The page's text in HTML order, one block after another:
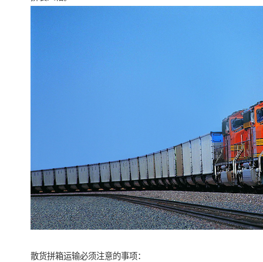
散货拼箱运输必须注意的事项：